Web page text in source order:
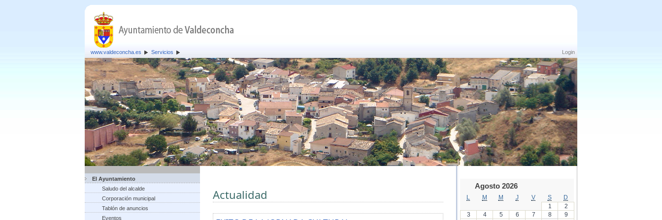
Login
www.valdeconcha.es Servicios
El Ayuntamiento
Saludo del alcalde
Corporación municipal
Tablón de anuncios
Eventos
Actualidad
Agosto 2026
M M J V S
D
1
2
3
4 5 6 7 8 9